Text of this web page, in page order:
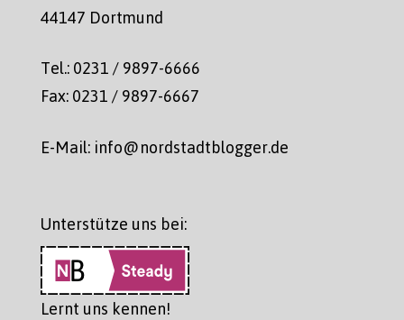
44147 Dortmund
Tel.: 0231 / 9897-6666
Fax: 0231 / 9897-6667
E-Mail: info@nordstadtblogger.de
Unterstütze uns bei:
Lernt uns kennen!